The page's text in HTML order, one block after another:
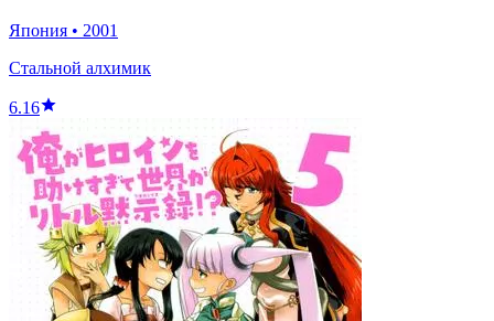
Япония • 2001
Стальной алхимик
6.16